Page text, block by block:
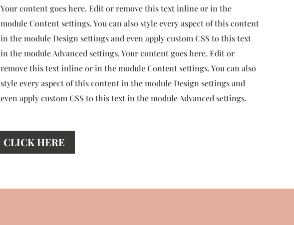
Your content goes here. Edit or remove this text inline or in the
module Content settings. You can also style every aspect of this content
in the module Design settings and even apply custom CSS to this text
in the module Advanced settings. Your content goes here. Edit or
remove this text inline or in the module Content settings. You can also
style every aspect of this content in the module Design settings and
even apply custom CSS to this text in the module Advanced settings.
CLICK HERE